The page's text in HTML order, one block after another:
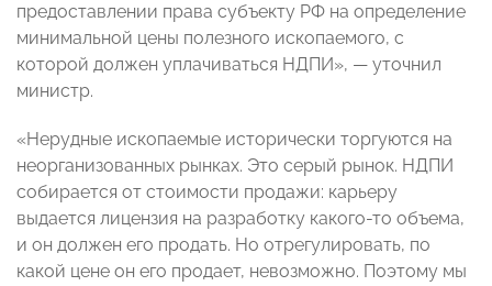
предоставлении права субъекту РФ на определение
минимальной цены полезного ископаемого, с
которой должен уплачиваться НДПИ», — уточнил
министр.
«Нерудные ископаемые исторически торгуются на
неорганизованных рынках. Это серый рынок. НДПИ
собирается от стоимости продажи: карьеру
выдается лицензия на разработку какого-то объема,
и он должен его продать. Но отрегулировать, по
какой цене он его продает, невозможно. Поэтому мы